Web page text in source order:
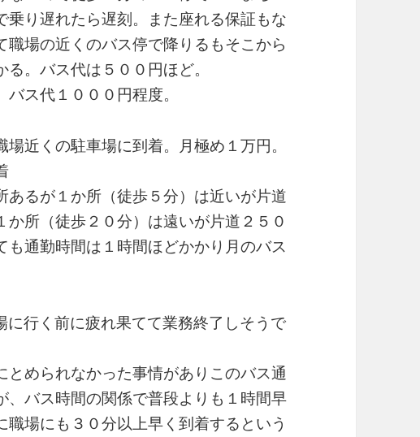
乗り遅れたら遅刻。また座れる保証もな
場の近くのバス停で降りるもそこから
。バス代は５００円ほど。
ス代１０００円程度。
近くの駐車場に到着。月極め１万円。
るが１か所（徒歩５分）は近いが片道
か所（徒歩２０分）は遠いが片道２５０
通勤時間は１時間ほどかかり月のバス
行く前に疲れ果てて業務終了しそうで
められなかった事情がありこのバス通
バス時間の関係で普段よりも１時間早
職場にも３０分以上早く到着するという